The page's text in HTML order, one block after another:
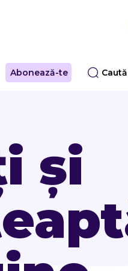
Abonează-te Caută
și